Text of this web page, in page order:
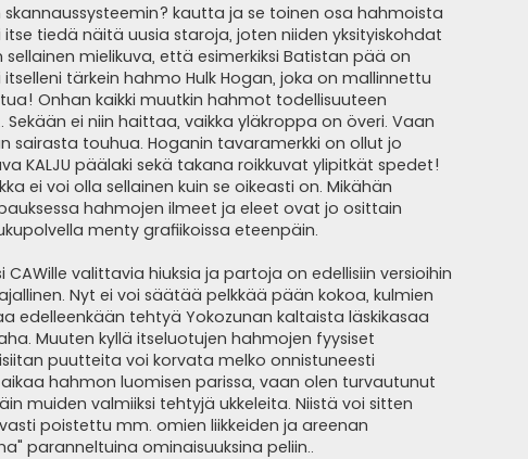
kautta ja se toinen osa hahmoista
tiedä näitä uusia staroja, joten niiden yksityiskohdat
mielikuva, että esimerkiksi Batistan pää on
tärkein hahmo Hulk Hogan, joka on mallinnettu
Onhan kaikki muutkin hahmot todellisuuteen
ei niin haittaa, vaikka yläkroppa on överi. Vaan
sairasta touhua. Hoganin tavaramerkki on ollut jo
KALJU päälaki sekä takana roikkuvat ylipitkät spedet!
ei voi olla sellainen kuin se oikeasti on. Mikähän
hahmojen ilmeet ja eleet ovat jo osittain
menty grafiikoissa eteenpäin.
valittavia hiuksia ja partoja on edellisiin versioihin
Nyt ei voi säätää pelkkää pään kokoa, kulmien
edelleenkään tehtyä Yokozunan kaltaista läskikasaa
Muuten kyllä itseluotujen hahmojen fyysiset
puutteita voi korvata melko onnistuneesti
hahmon luomisen parissa, vaan olen turvautunut
muiden valmiiksi tehtyjä ukkeleita. Niistä voi sitten
poistettu mm. omien liikkeiden ja areenan
paranneltuina ominaisuuksina peliin..